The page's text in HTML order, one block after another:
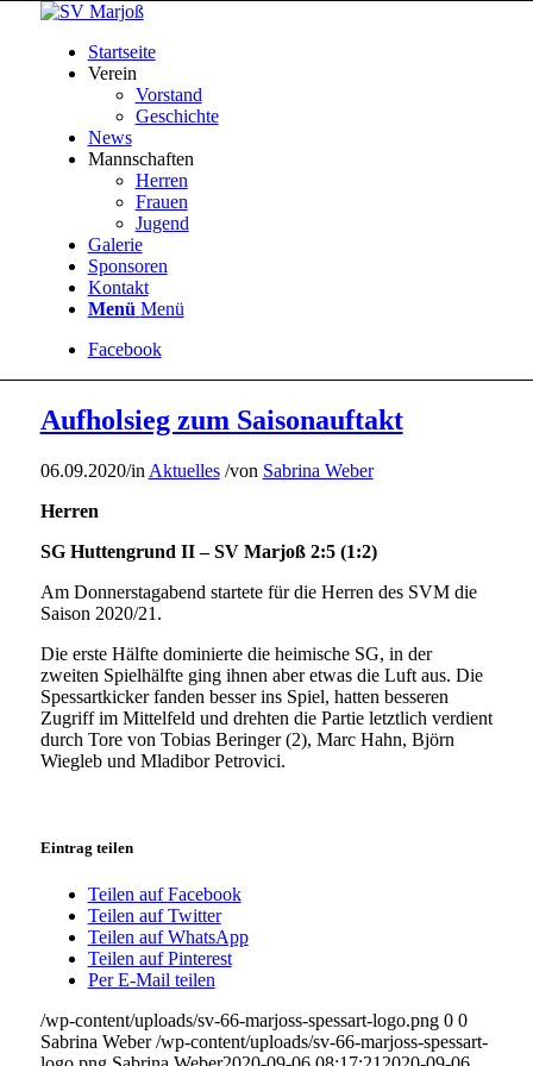
Startseite
Verein
Vorstand
Geschichte
News
Mannschaften
Herren
Frauen
Jugend
Galerie
Sponsoren
Kontakt
Menü Menü
Facebook
Aufholsieg zum Saisonauftakt
06.09.2020/in Aktuelles /von Sabrina Weber
Herren
SG Huttengrund II – SV Marjoß 2:5 (1:2)
Am Donnerstagabend startete für die Herren des SVM die
Saison 2020/21.
Die erste Hälfte dominierte die heimische SG, in der
zweiten Spielhälfte ging ihnen aber etwas die Luft aus. Die
Spessartkicker fanden besser ins Spiel, hatten besseren
Zugriff im Mittelfeld und drehten die Partie letztlich verdient
durch Tore von Tobias Beringer (2), Marc Hahn, Björn
Wiegleb und Mladibor Petrovici.
Eintrag teilen
Teilen auf Facebook
Teilen auf Twitter
Teilen auf WhatsApp
Teilen auf Pinterest
Per E-Mail teilen
/wp-content/uploads/sv-66-marjoss-spessart-logo.png 0 0
Sabrina Weber /wp-content/uploads/sv-66-marjoss-spessart-